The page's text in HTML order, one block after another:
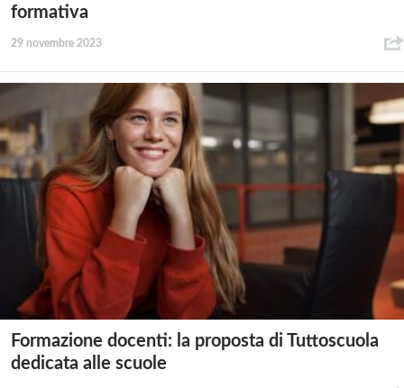
formativa
29 novembre 2023
Formazione docenti: la proposta di Tuttoscuola
dedicata alle scuole